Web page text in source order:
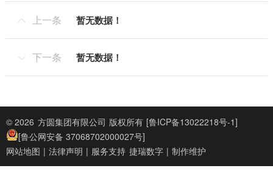
 上一条 暂无数据！
 下一条 暂无数据！
© 2026 方圆集团有限公司 版权所有 [鲁ICP备13022218号-1]
[鲁公网安备 37068702000027号]
网站地图 | 法律声明 | 服务支持 捷瑞数字 | 制作维护